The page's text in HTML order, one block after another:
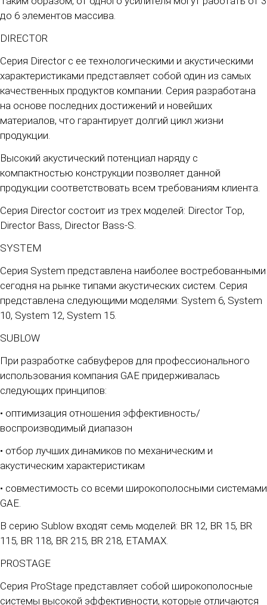
до 6 элементов массива.
DIRECTOR
Серия Director с ее технологическими и акустическими
характеристиками представляет собой один из самых
качественных продуктов компании. Серия разработана
на основе последних достижений и новейших
материалов, что гарантирует долгий цикл жизни
продукции.
Высокий акустический потенциал наряду с
компактностью конструкции позволяет данной
продукции соответствовать всем требованиям клиента.
Серия Director состоит из трех моделей: Director Top,
Director Bass, Director Bass-S.
SYSTEM
Серия System представлена наиболее востребованными
сегодня на рынке типами акустических систем. Серия
представлена следующими моделями: System 6, System
10, System 12, System 15.
SUBLOW
При разработке сабвуферов для профессионального
использования компания GAE придерживалась
следующих принципов:
• оптимизация отношения эффективность/
воспроизводимый диапазон
• отбор лучших динамиков по механическим и
акустическим характеристикам
• совместимость со всеми широкополосными системами
GAE.
В серию Sublow входят семь моделей: BR 12, BR 15, BR
115, BR 118, BR 215, BR 218, ETAMAX.
PROSTAGE
Серия ProStage представляет собой широкополосные
системы высокой эффективности, которые отличаются